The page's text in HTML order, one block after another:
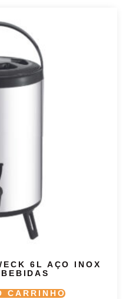
6L AÇO INOX
CARRINHO